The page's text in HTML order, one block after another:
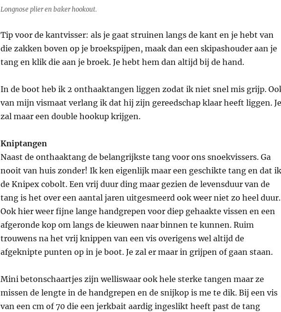
Longnose plier en baker hookout.
Tip voor de kantvisser: als je gaat struinen langs de kant en je hebt van
die zakken boven op je broekspijpen, maak dan een skipashouder aan je
tang en klik die aan je broek. Je hebt hem dan altijd bij de hand.
In de boot heb ik 2 onthaaktangen liggen zodat ik niet snel mis grijp.
van mijn vismaat verlang ik dat hij zijn gereedschap klaar heeft liggen. Je
zal maar een double hookup krijgen.
Kniptangen
Naast de onthaaktang de belangrijkste tang voor ons snoekvissers. Ga
nooit van huis zonder! Ik ken eigenlijk maar een geschikte tang en dat ik
de Knipex cobolt. Een vrij duur ding maar gezien de levensduur van de
tang is het over een aantal jaren uitgesmeerd ook weer niet zo heel duur.
Ook hier weer fijne lange handgrepen voor diep gehaakte vissen en een
afgeronde kop om langs de kieuwen naar binnen te kunnen. Ruim
trouwens na het vrij knippen van een vis overigens wel altijd de
afgeknipte punten op in je boot. Je zal er maar in grijpen of gaan staan.
Mini betonschaartjes zijn welliswaar ook hele sterke tangen maar ze
missen de lengte in de handgrepen en de snijkop is me te dik. Bij een vis
van een cm of 70 die een jerkbait aardig ingeslikt heeft past de tang